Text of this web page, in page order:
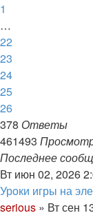
1
…
22
23
24
25
26
378 Ответы
461493
Последнее
Вт июн 02, 2026
Уроки игры на
serious » Вт сен